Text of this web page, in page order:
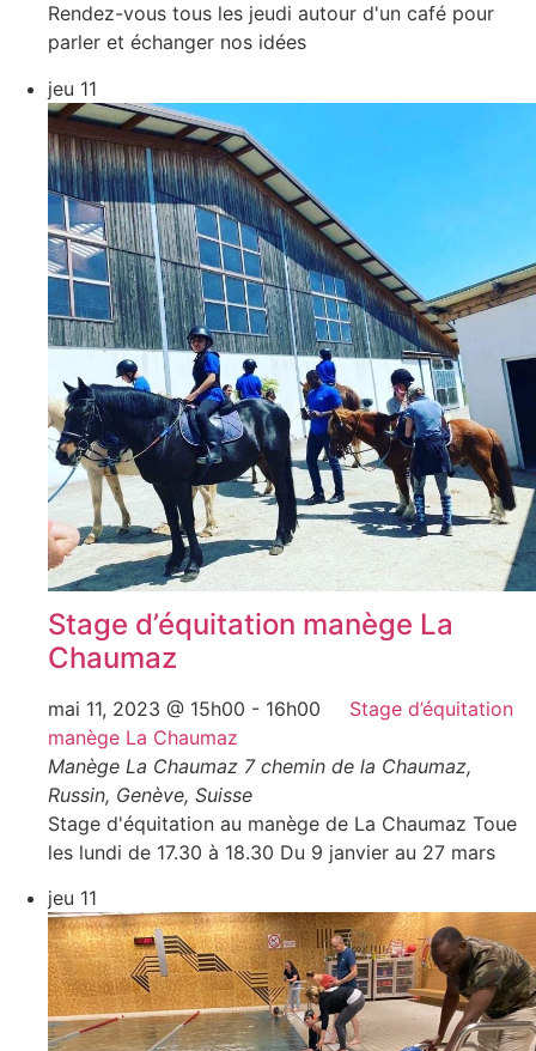
Rendez-vous tous les jeudi autour d'un café pour
parler et échanger nos idées
jeu 11
Stage d’équitation manège La
Chaumaz
mai 11, 2023 @ 15h00 - 16h00
Stage d’équitation
manège La Chaumaz
Manège La Chaumaz 7 chemin de la Chaumaz,
Russin, Genève, Suisse
Stage d'équitation au manège de La Chaumaz Toue
les lundi de 17.30 à 18.30 Du 9 janvier au 27 mars
jeu 11